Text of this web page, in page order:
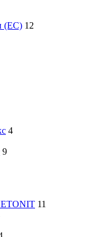
(ЕС) 12
4
9
11